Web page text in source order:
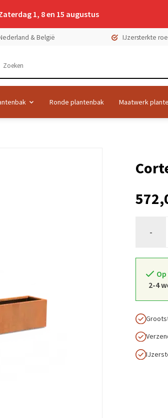
1, 8 en 15 augustus
& België IJzersterkte
Ronde plantenbak Maatwerk
-
2-4